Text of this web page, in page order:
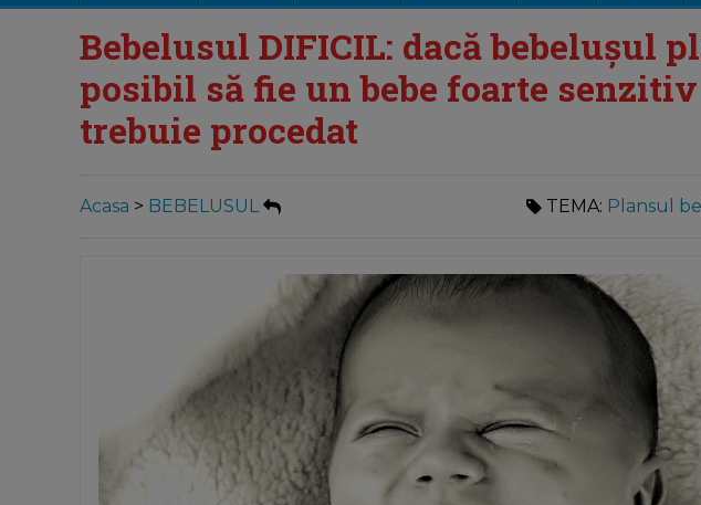
Bebelusul DIFICIL: dacă bebelușul
posibil să fie un bebe foarte
trebuie procedat
Acasa > BEBELUSUL TEMA: Plansul